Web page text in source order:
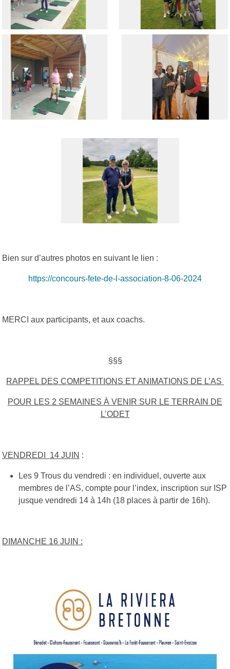
Bien sur d’autres photos en suivant le lien :
https://concours-fete-de-l-association-8-06-2024
MERCI aux participants, et aux coachs.
§§§
RAPPEL DES COMPETITIONS ET ANIMATIONS DE L’AS
POUR LES 2 SEMAINES À VENIR SUR LE TERRAIN DE
L’ODET
VENDREDI 14 JUIN :
Les 9 Trous du vendredi : en individuel, ouverte aux
membres de l’AS, compte pour l’index, inscription sur ISP
jusque vendredi 14 à 14h (18 places à partir de 16h).
DIMANCHE 16 JUIN :